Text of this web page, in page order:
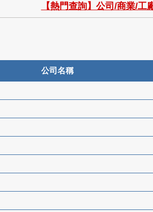
檢
索
【熱門查詢】公司/商業/工
公司名稱